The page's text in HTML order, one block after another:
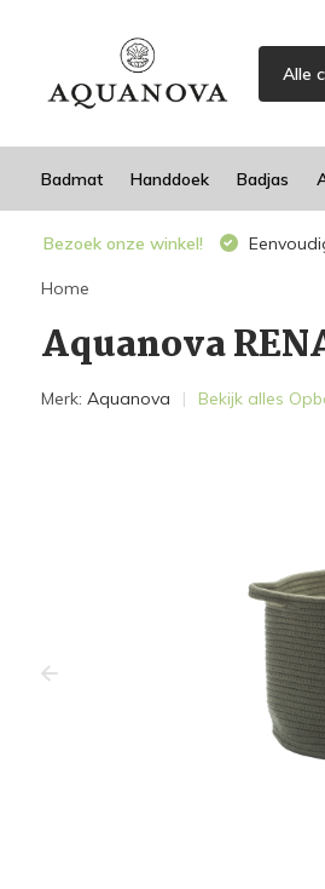
Alle
Badmat Handdoek Badjas
Bezoek onze winkel!
Home
Aquanova
Merk: Aquanova Bekijk alles